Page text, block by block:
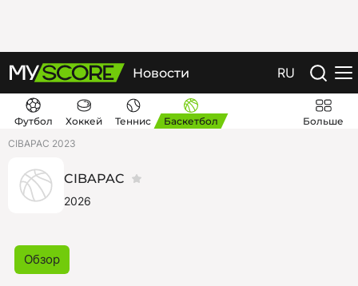
Новости RU
Футбол Хоккей Теннис Баскетбол
Больше
CIBAPAC 2023
CIBAPAC
2026
Обзор